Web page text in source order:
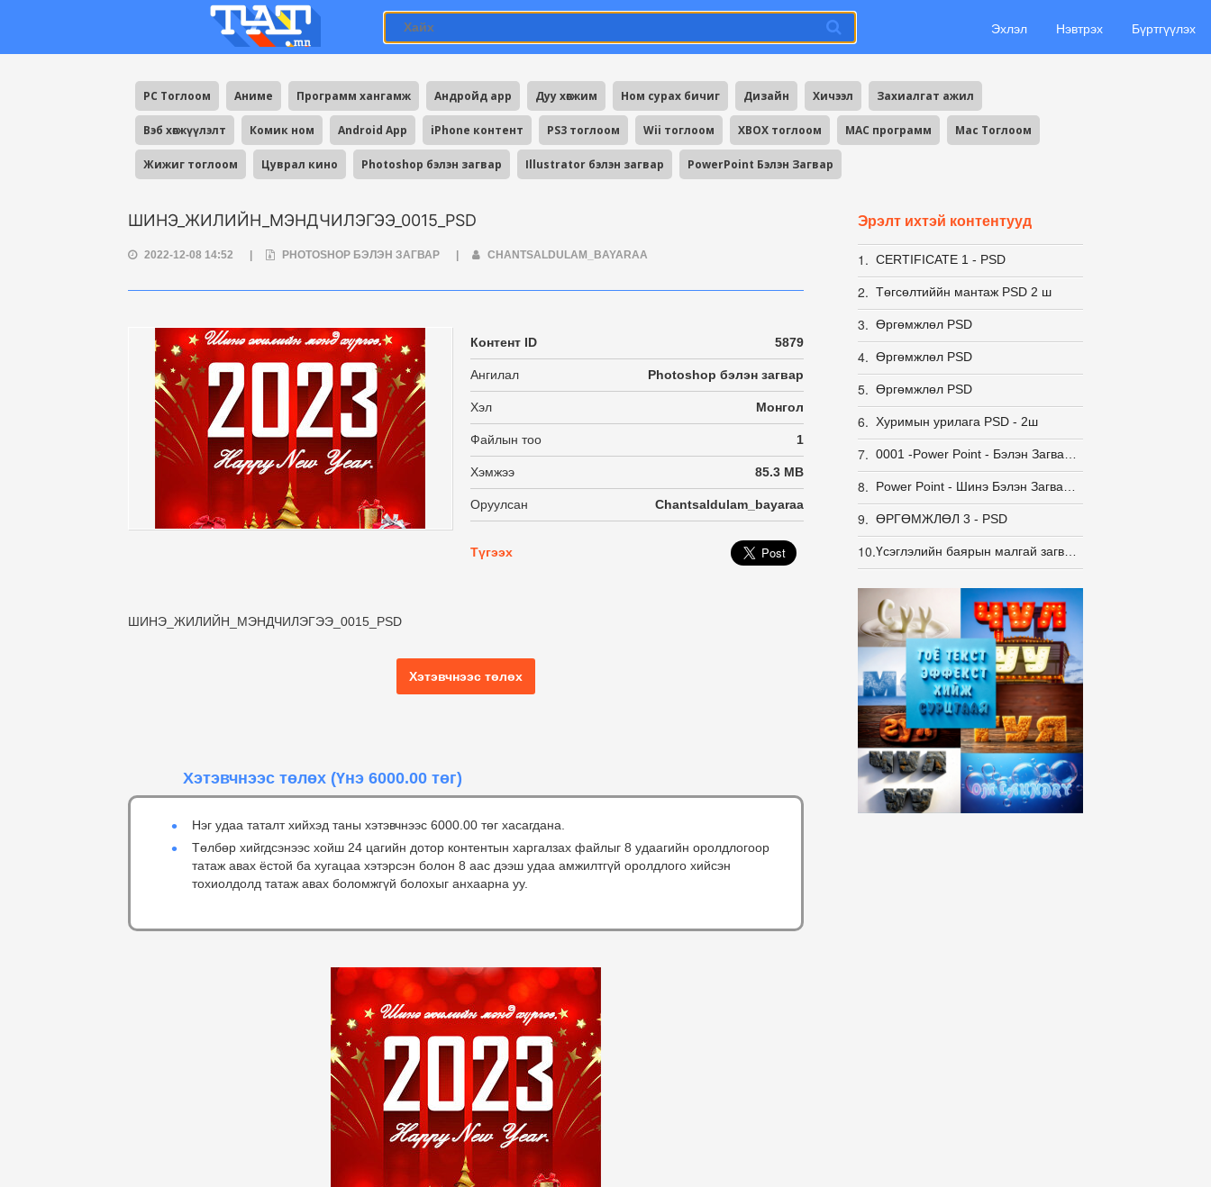
Эхлэл Нэвтрэх Бүртгүүлэх
PC Тоглоом Аниме Программ хангамж Андройд app Дуу хөгжим Ном сурах бичиг Дизайн Хичээл Захиалгат ажил
Вэб хөгжүүлэлт Комик ном Android App iPhone контент PS3 тоглоом Wii тоглоом XBOX тоглоом MAC программ Mac Тоглоом
Жижиг тоглоом Цуврал кино Photoshop бэлэн загвар Illustrator бэлэн загвар PowerPoint Бэлэн Загвар
ШИНЭ_ЖИЛИЙН_МЭНДЧИЛЭГЭЭ_0015_PSD
2022-12-08 14:52 PHOTOSHOP БЭЛЭН ЗАГВАР CHANTSALDULAM_BAYARAA
Контент ID 5879
Ангилал Photoshop бэлэн загвар
Хэл Монгол
Файлын тоо 1
Хэмжээ 85.3 MB
Оруулсан Chantsaldulam_bayaraa
Түгээх
ШИНЭ_ЖИЛИЙН_МЭНДЧИЛЭГЭЭ_0015_PSD
Хэтэвчнээс төлөх
Хэтэвчнээс төлөх (Үнэ 6000.00 төг)
Нэг удаа таталт хийхэд таны хэтэвчнээс 6000.00 төг хасагдана.
Төлбөр хийгдсэнээс хойш 24 цагийн дотор контентын харгалзах файлыг 8 удаагийн оролдлогоор
татаж авах ёстой ба хугацаа хэтэрсэн болон 8 аас дээш удаа амжилтгүй оролдлого хийсэн
тохиолдолд татаж авах боломжгүй болохыг анхаарна уу.
Эрэлт ихтэй контентууд
1. CERTIFICATE 1 - PSD
2. Төгсөлтиййн мантаж PSD 2 ш
3. Өргөмжлөл PSD
4. Өргөмжлөл PSD
5. Өргөмжлөл PSD
6. Хуримын урилага PSD - 2ш
7.
8.
9. ӨРГӨМЖЛӨЛ 3 - PSD
10.